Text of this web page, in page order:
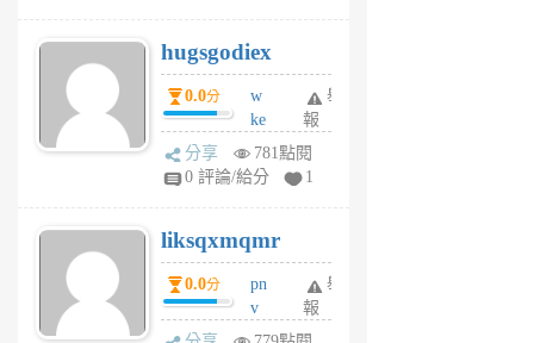
6
個
月
前
hugsgodiex
0.0分
w
ke
rv
pj
6
個
月
前
舉
報
分享
781點閱
0 評論/給分
1
liksqxmqmr
0.0分
pn
v
wt
舉
報